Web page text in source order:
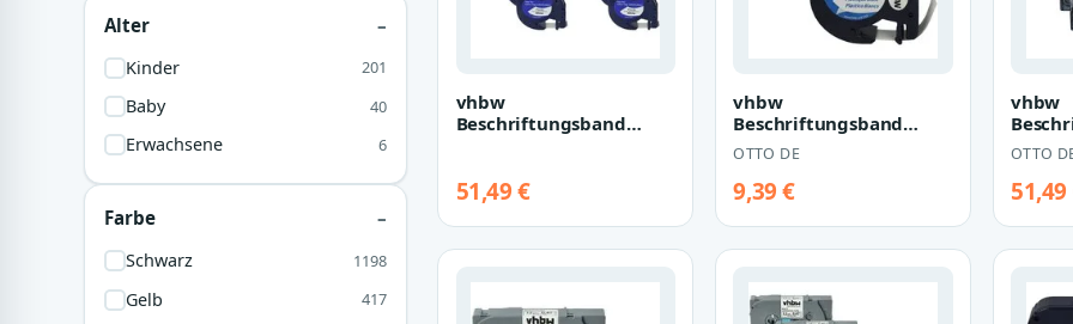
Alter
Kinder 201
Baby 40
Erwachsene 6
Farbe
Schwarz 1198
Gelb 417
vhbw
Beschriftungsband
Hochwer…
51,49 €
vhbw
Beschriftungsband
passend für Dymo
LetraTag XR
Beschriftungsgerät…
OTTO DE
9,39 €
vhbw
Ersatz
OTTO
51,49